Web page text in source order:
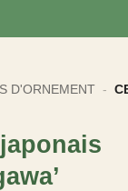
D'ORNEMENT -